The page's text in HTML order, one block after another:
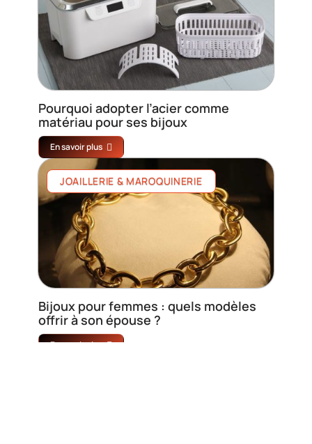
Pourquoi adopter l’acier comme
matériau pour ses bijoux
En savoir plus
JOAILLERIE & MAROQUINERIE
Bijoux pour femmes : quels modèles
offrir à son épouse ?
En savoir plus